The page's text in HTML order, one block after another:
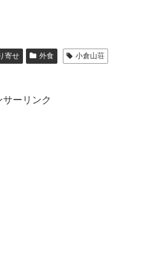
寄せ 外食
小倉山荘
サーリンク